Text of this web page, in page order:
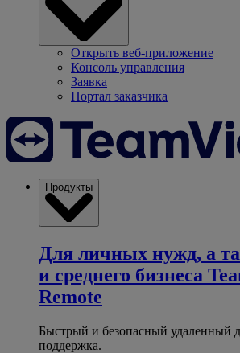
Открыть веб-приложение
Консоль управления
Заявка
Портал заказчика
Продукты
Для личных нужд, а
и среднего бизнеса
Remote
Быстрый и безопасный удаленный
поддержка.